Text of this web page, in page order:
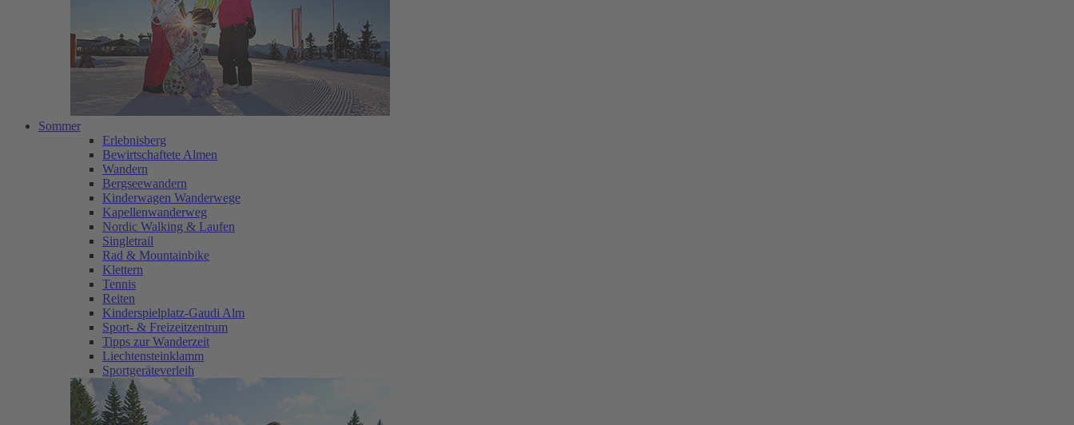
Sommer
Erlebnisberg
Bewirtschaftete Almen
Wandern
Bergseewandern
Kinderwagen Wanderwege
Kapellenwanderweg
Nordic Walking & Laufen
Singletrail
Rad & Mountainbike
Klettern
Tennis
Reiten
Kinderspielplatz-Gaudi Alm
Sport- & Freizeitzentrum
Tipps zur Wanderzeit
Liechtensteinklamm
Sportgeräteverleih